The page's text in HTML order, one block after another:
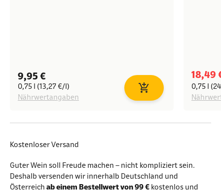
Angebot
9,95 €
0,75 l (13,27 €/l)
Nährwertangaben
In den Warenkorb
18,49
0,75 l
Kostenloser Versand
Guter Wein soll Freude machen – nicht kompliziert sein.
Deshalb versenden wir innerhalb Deutschland und
Österreich ab einem Bestellwert von 99 € kostenlos und